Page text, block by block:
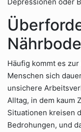
Häufig kommt es
Menschen sich
unsichere
Alltag, in dem kaum
Situationen kreisen
Bedrohungen, und